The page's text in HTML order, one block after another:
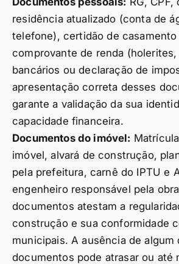
residência atualizado (conta de
telefone), certidão de
comprovante de renda
bancários ou declaração de
apresentação correta desses
garante a validação da sua
capacidade financeira.
Documentos do imóvel:
imóvel, alvará de construção,
pela prefeitura, carnê do IPTU e
engenheiro responsável pela
documentos atestam a
construção e sua conformidade
municipais. A ausência de algum
documentos pode atrasar ou até